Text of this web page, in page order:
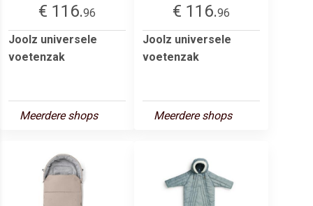
€ 116.96
Joolz universele
voetenzak
Meerdere shops
€ 116.96
Joolz universele
voetenzak
Meerdere shops